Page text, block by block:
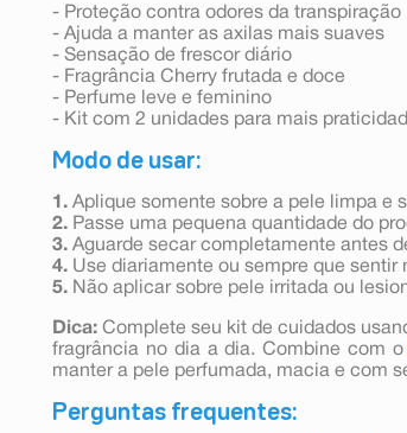
- Proteção contra odores da transpiração
- Ajuda a manter as axilas mais suaves
- Sensação de frescor diário
- Fragrância Cherry frutada e doce
- Perfume leve e feminino
- Kit com 2 unidades para mais
Modo de usar:
1. Aplique somente sobre a pele limpa e
2. Passe uma pequena quantidade do
3. Aguarde secar completamente antes
4. Use diariamente ou sempre que sentir
5. Não aplicar sobre pele irritada ou
Dica: Complete seu kit de cuidados
fragrância no dia a dia. Combine com o
manter a pele perfumada, macia e com
Perguntas frequentes: